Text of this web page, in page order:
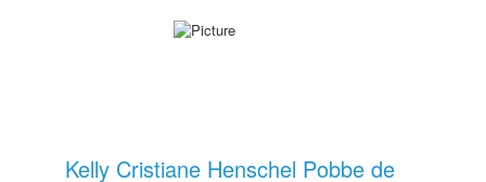
Kelly Cristiane Henschel Pobbe de